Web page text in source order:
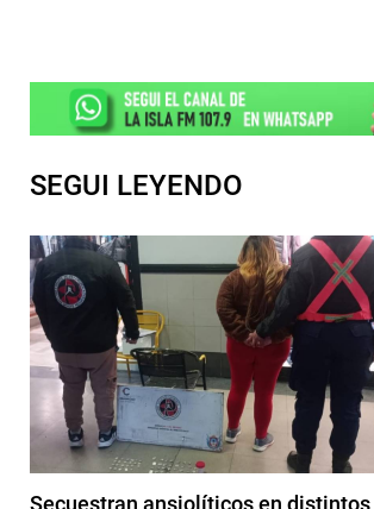
SEGUI LEYENDO
Secuestran ansiolíticos en